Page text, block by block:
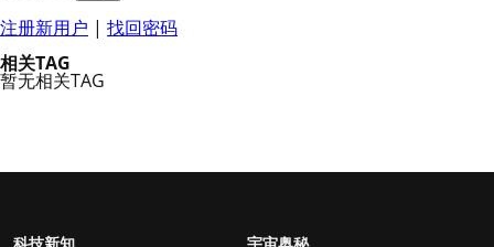
注册新用户 | 找回密码
相关TAG
暂无相关TAG